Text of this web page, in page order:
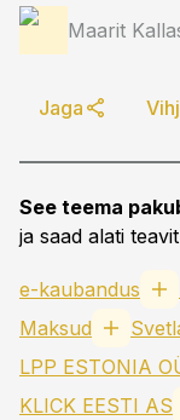
Maarit
Jaga
See teema
ja saad alati
e-kaubandus
Maksud
LPP ESTONIA
KLICK EESTI AS